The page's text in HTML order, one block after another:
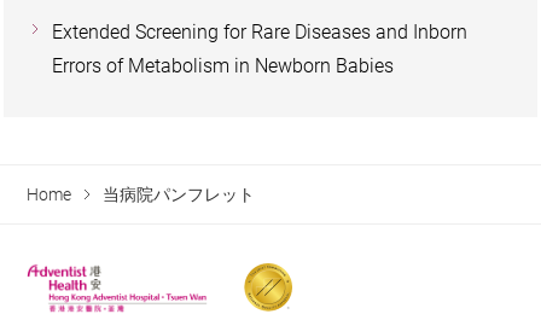
Extended Screening for Rare Diseases and Inborn
Errors of Metabolism in Newborn Babies
Home 当病院パンフレット